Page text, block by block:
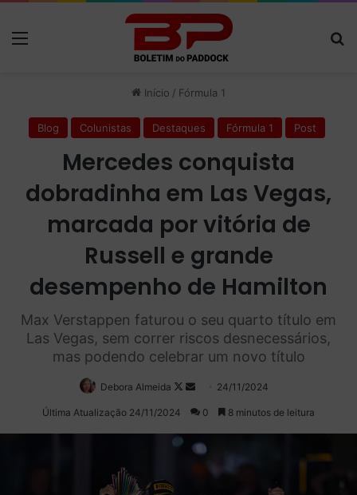
Início / Fórmula 1
Blog Colunistas Destaques Fórmula 1 Post
Mercedes conquista
dobradinha em Las Vegas,
marcada por vitória de
Russell e grande
desempenho de Hamilton
Max Verstappen faturou o seu quarto título em
Las Vegas, sem correr riscos desnecessários,
mas podendo celebrar um novo título
Debora Almeida
Follow
on
Mande
um
mail
24/11/2024
Última Atualização 24/11/2024 0 8 minutos de leitura